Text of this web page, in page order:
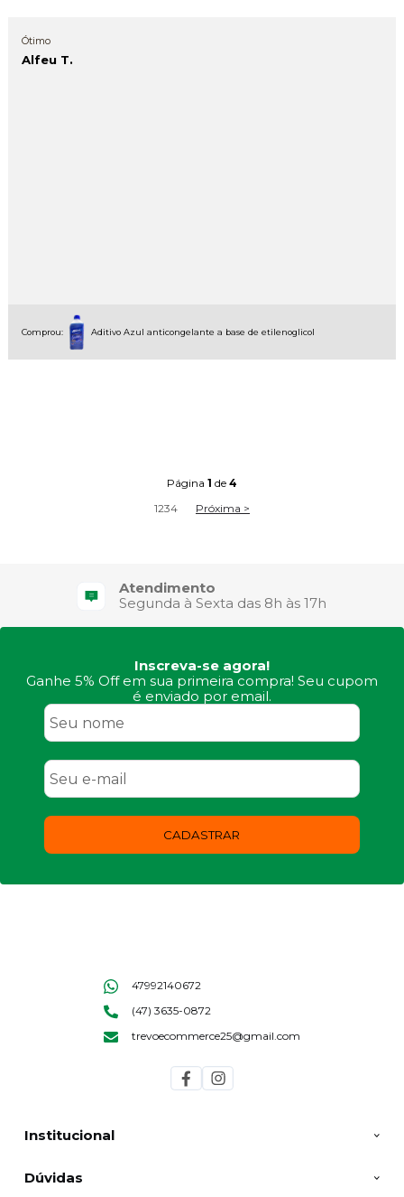
Ótimo
Alfeu T.
Comprou: Aditivo Azul anticongelante a base de etilenoglicol
Página 1 de 4
1234 Próxima >
4X Sem Juros
no Cartão de Crédito
Inscreva-se agora!
Ganhe 5% Off em sua primeira compra! Seu cupom
é enviado por email.
CADASTRAR
Institucional
Dúvidas
47992140672
(47) 3635-0872
trevoecommerce25@gmail.com